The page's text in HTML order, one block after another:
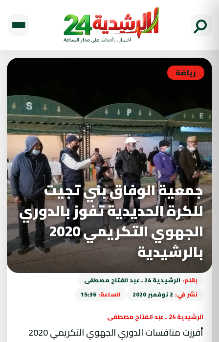
رياضة
جمعية الوفاق بني تجيت
للكرة الحديدية تفوز بالدوري
الجهوي التكريمي 2020
بالرشيدية
بقلم: الرشيدية 24 ـ عبد الفتاح مصطفى
نشر في: 2 نوفمبر 2020 الساعة: 15:36
الرشيدية 24 ـ عبد الفتاح مصطفى
أفرزت منافسات الدوري الجهوي التكريمي 2020